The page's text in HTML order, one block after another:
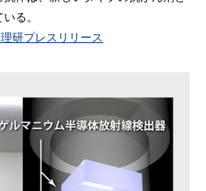
る。
研プレスリリース